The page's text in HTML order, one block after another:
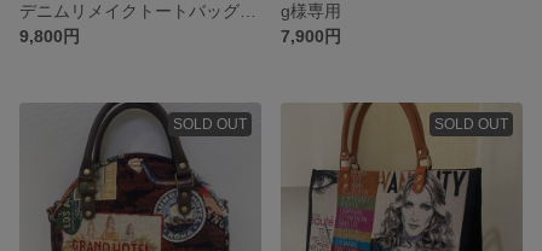
9,800円
g様専用
7,900円
SOLD OUT SOLD OUT